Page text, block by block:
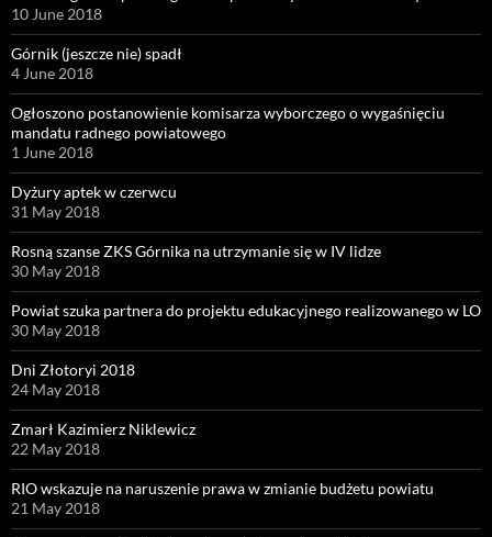
10 June 2018
Górnik (jeszcze nie) spadł
4 June 2018
Ogłoszono postanowienie komisarza wyborczego o wygaśnięciu
mandatu radnego powiatowego
1 June 2018
Dyżury aptek w czerwcu
31 May 2018
Rosną szanse ZKS Górnika na utrzymanie się w IV lidze
30 May 2018
Powiat szuka partnera do projektu edukacyjnego realizowanego w LO
30 May 2018
Dni Złotoryi 2018
24 May 2018
Zmarł Kazimierz Niklewicz
22 May 2018
RIO wskazuje na naruszenie prawa w zmianie budżetu powiatu
21 May 2018